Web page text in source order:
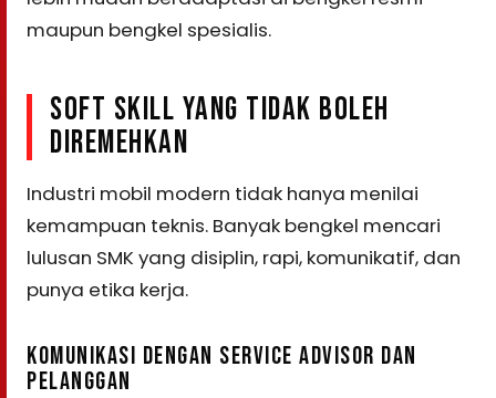
maupun bengkel spesialis.
SOFT SKILL YANG TIDAK BOLEH
DIREMEHKAN
Industri mobil modern tidak hanya menilai
kemampuan teknis. Banyak bengkel mencari
lulusan SMK yang disiplin, rapi, komunikatif, dan
punya etika kerja.
KOMUNIKASI DENGAN SERVICE ADVISOR DAN
PELANGGAN